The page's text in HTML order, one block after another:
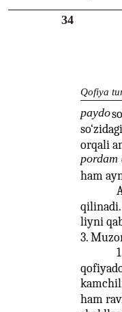
34
Qofiya
paydo
orqali
pordam
ham
liyni
3.
ham